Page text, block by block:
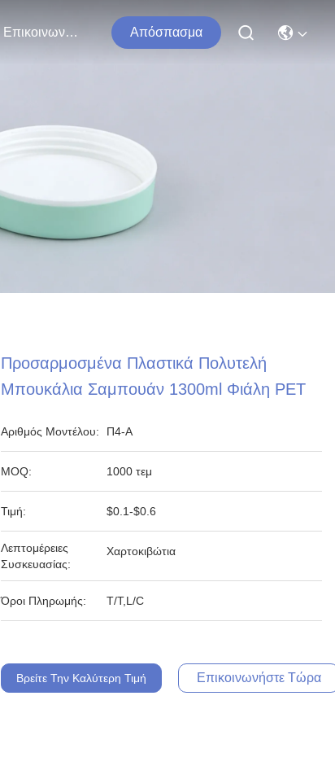
Επικοινωνήστε Μαζί Μας Απόσπασμα
Προσαρμοσμένα Πλαστικά Πολυτελή
Μπουκάλια Σαμπουάν 1300ml Φιάλη PET
Αριθμός Μοντέλου: Π4-Α
MOQ: 1000 τεμ
Τιμή: $0.1-$0.6
Λεπτομέρειες
Συσκευασίας:
Χαρτοκιβώτια
Όροι Πληρωμής: T/T,L/C
Βρείτε Την Καλύτερη Τιμή Επικοινωνήστε Τώρα